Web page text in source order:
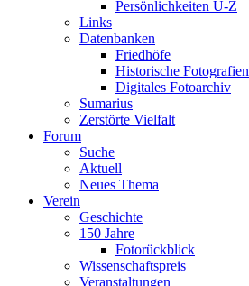
Persönlichkeiten U-Z
Links
Datenbanken
Friedhöfe
Historische Fotografien
Digitales Fotoarchiv
Sumarius
Zerstörte Vielfalt
Forum
Suche
Aktuell
Neues Thema
Verein
Geschichte
150 Jahre
Fotorückblick
Wissenschaftspreis
Veranstaltungen